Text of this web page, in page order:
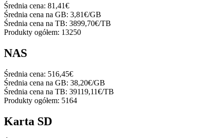
Średnia cena: 81,41€
Średnia cena na GB: 3,81€/GB
Średnia cena na TB: 3899,70€/TB
Produkty ogółem: 13250
NAS
Średnia cena: 516,45€
Średnia cena na GB: 38,20€/GB
Średnia cena na TB: 39119,11€/TB
Produkty ogółem: 5164
Karta SD